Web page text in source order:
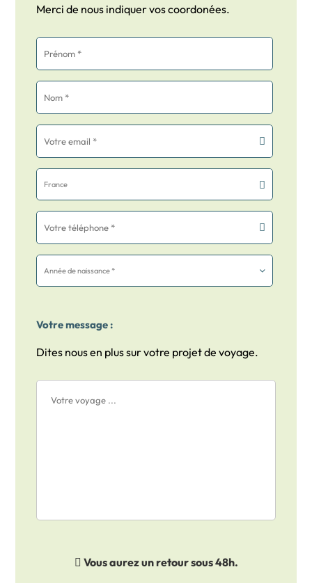
Merci de nous indiquer vos coordonées.
Votre message :
Dites nous en plus sur votre projet de voyage.
Vous aurez un retour sous 48h.